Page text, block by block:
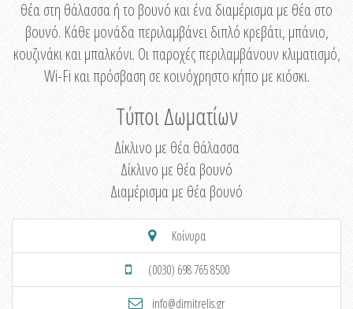
θέα στη θάλασσα ή το βουνό και ένα διαμέρισμα με θέα στο
βουνό. Κάθε μονάδα περιλαμβάνει διπλό κρεβάτι, μπάνιο,
κουζινάκι και μπαλκόνι. Οι παροχές περιλαμβάνουν κλιματισμό,
Wi-Fi και πρόσβαση σε κοινόχρηστο κήπο με κιόσκι.
Τύποι Δωματίων
Δίκλινο με θέα θάλασσα
Δίκλινο με θέα βουνό
Διαμέρισμα με θέα βουνό
Κοίνυρα
(0030) 698 765 8500
info@dimitrelis.gr